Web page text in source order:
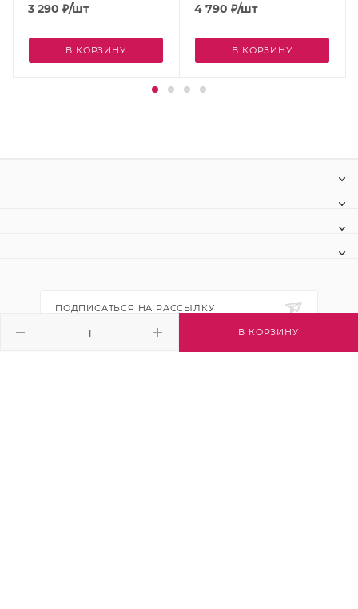
В КОРЗИНУ
3 290 ₽/шт
В КОРЗИНУ
4 790 ₽/шт
В КОРЗИНУ
ПОДПИСАТЬСЯ НА РАССЫЛКУ